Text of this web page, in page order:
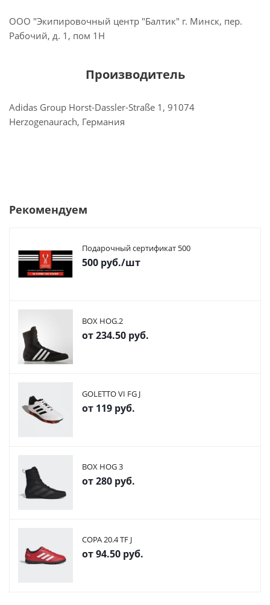
ООО "Экипировочный центр "Балтик" г. Минск, пер.
Рабочий, д. 1, пом 1Н
Производитель
Adidas Group Horst-Dassler-Straße 1, 91074
Herzogenaurach, Германия
Рекомендуем
Подарочный сертификат 500
500 руб./шт
BOX HOG.2
от234.50 руб.
GOLETTO VI FG J
от 119 руб.
BOX HOG 3
от280 руб.
COPA 20.4 TF J
от94.50 руб.